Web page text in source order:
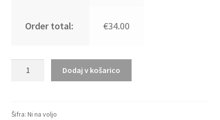
Order total: €34.00
Moški
Dodaj v košarico
Šifra: Ni na voljo